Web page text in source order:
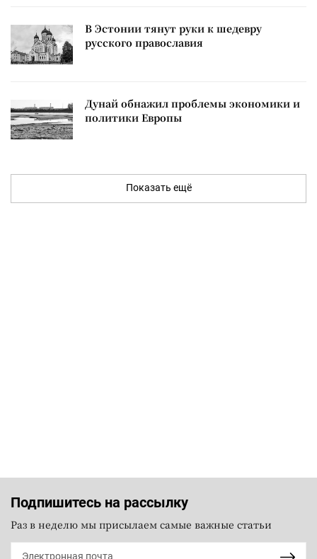
В Эстонии тянут руки к шедевру
русского православия
Дунай обнажил проблемы экономики и
политики Европы
Показать ещё
Подпишитесь на рассылку
Раз в неделю мы присылаем самые важные статьи